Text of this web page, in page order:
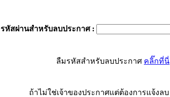
รหัสผ่านสำหรับลบประกาศ:
ลืมรหัสสำหรับลบประกาศ คลิ๊กที่นี่
ถ้าไม่ใช่เจ้าของประกาศแต่ต้องการแจ้งลบ